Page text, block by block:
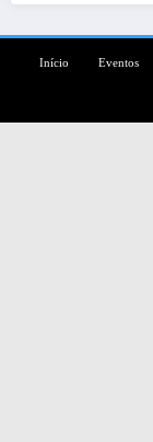
Início Eventos